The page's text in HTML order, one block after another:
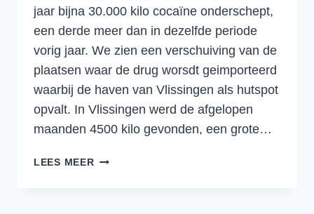
jaar bijna 30.000 kilo cocaïne onderschept,
een derde meer dan in dezelfde periode
vorig jaar. We zien een verschuiving van de
plaatsen waar de drug worsdt geimporteerd
waarbij de haven van Vlissingen als hutspot
opvalt. In Vlissingen werd de afgelopen
maanden 4500 kilo gevonden, een grote…
LEES MEERMEER